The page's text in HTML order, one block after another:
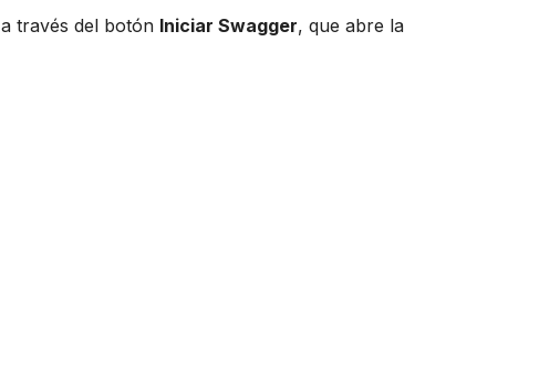
a través del botón Iniciar Swagger, que abre la